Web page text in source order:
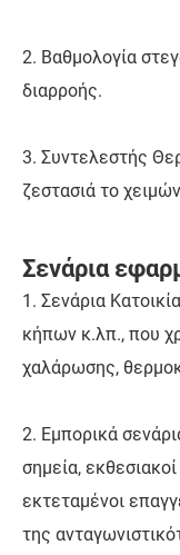
2. Βαθμολογία
διαρροής.
3. Συντελεστής
ζεστασιά το
Σενάρια
1. Σενάρια
κήπων κ.λπ., που
χαλάρωσης,
2. Εμπορικά
σημεία,
εκτεταμένοι
της